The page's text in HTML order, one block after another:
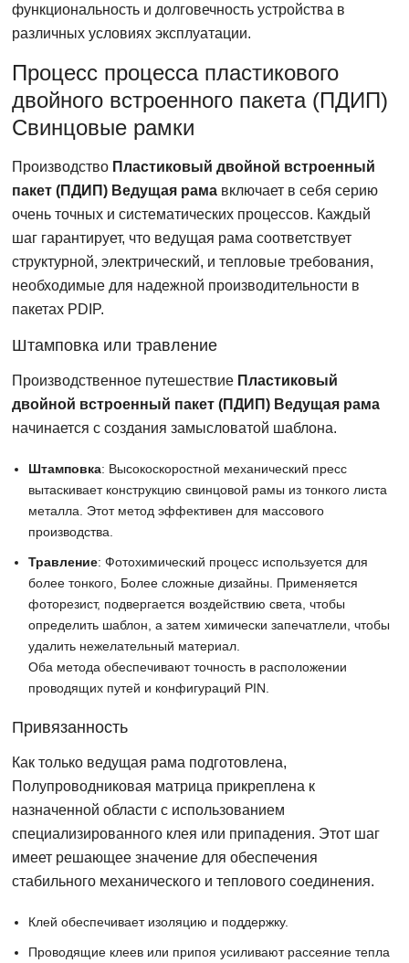
функциональность и долговечность устройства в
различных условиях эксплуатации.
Процесс процесса пластикового
двойного встроенного пакета (ПДИП)
Свинцовые рамки
Производство Пластиковый двойной встроенный
пакет (ПДИП) Ведущая рама включает в себя серию
очень точных и систематических процессов. Каждый
шаг гарантирует, что ведущая рама соответствует
структурной, электрический, и тепловые требования,
необходимые для надежной производительности в
пакетах PDIP.
Штамповка или травление
Производственное путешествие Пластиковый
двойной встроенный пакет (ПДИП) Ведущая рама
начинается с создания замысловатой шаблона.
Штамповка: Высокоскоростной механический пресс
вытаскивает конструкцию свинцовой рамы из тонкого листа
металла. Этот метод эффективен для массового
производства.
Травление: Фотохимический процесс используется для
более тонкого, Более сложные дизайны. Применяется
фоторезист, подвергается воздействию света, чтобы
определить шаблон, а затем химически запечатлели, чтобы
удалить нежелательный материал.
Оба метода обеспечивают точность в расположении
проводящих путей и конфигураций PIN.
Привязанность
Как только ведущая рама подготовлена,
Полупроводниковая матрица прикреплена к
назначенной области с использованием
специализированного клея или припадения. Этот шаг
имеет решающее значение для обеспечения
стабильного механического и теплового соединения.
Клей обеспечивает изоляцию и поддержку.
Проводящие клеев или припоя усиливают рассеяние тепла